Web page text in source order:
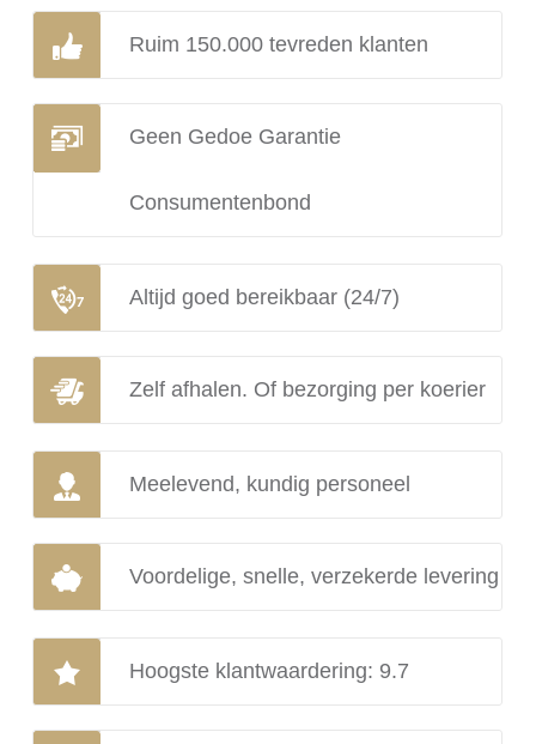
Ruim 150.000 tevreden klanten
Geen Gedoe Garantie
Consumentenbond
Altijd goed bereikbaar (24/7)
Zelf afhalen. Of bezorging per koerier
Meelevend, kundig personeel
Voordelige, snelle, verzekerde levering
Hoogste klantwaardering: 9.7